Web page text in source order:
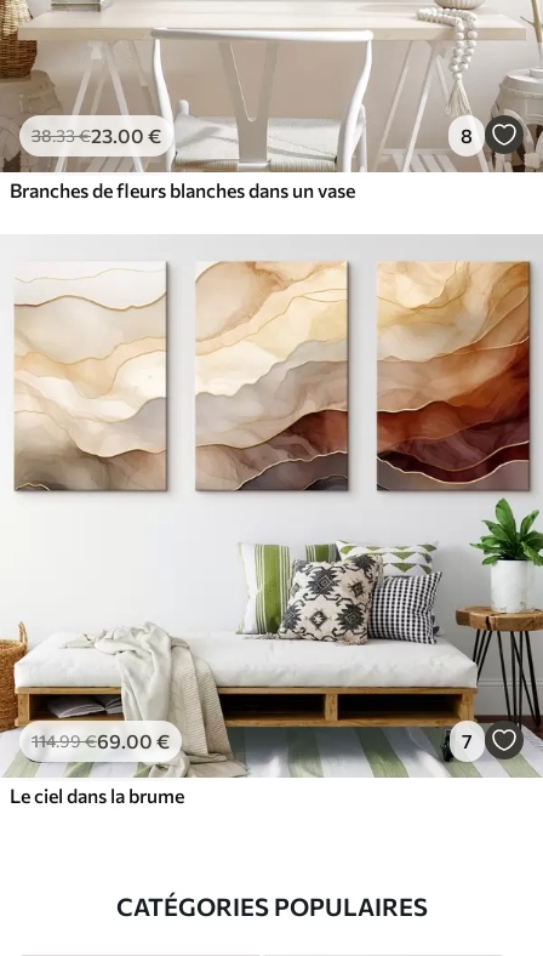
38.33€23 .00 € 8
Branches de fleurs blanches dans un vase
114.99€69 .00 € 7
Le ciel dans la brume
CATÉGORIES POPULAIRES